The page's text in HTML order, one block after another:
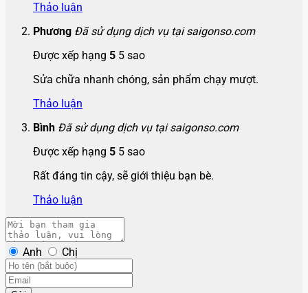
Thảo luận
Phương Đã sử dụng dịch vụ tại saigonso.com
Được xếp hạng 5 5 sao
Sửa chữa nhanh chóng, sản phẩm chạy mượt.
Thảo luận
Bình Đã sử dụng dịch vụ tại saigonso.com
Được xếp hạng 5 5 sao
Rất đáng tin cậy, sẽ giới thiệu bạn bè.
Thảo luận
Anh Chị